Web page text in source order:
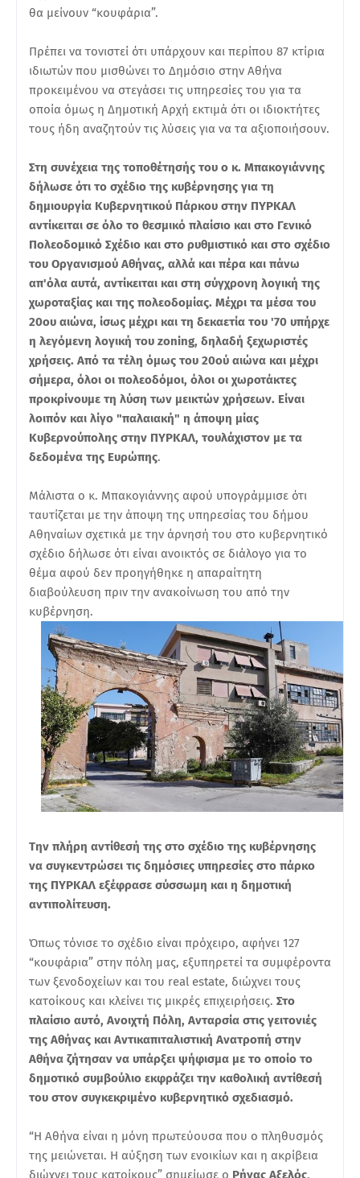
θα μείνουν “κουφάρια”.
Πρέπει να τονιστεί ότι υπάρχουν και περίπου 87 κτίρια
ιδιωτών που μισθώνει το Δημόσιο στην Αθήνα
προκειμένου να στεγάσει τις υπηρεσίες του για τα
οποία όμως η Δημοτική Αρχή εκτιμά ότι οι ιδιοκτήτες
τους ήδη αναζητούν τις λύσεις για να τα αξιοποιήσουν.
Στη συνέχεια της τοποθέτησής του ο κ. Μπακογιάννης
δήλωσε ότι το σχέδιο της κυβέρνησης για τη
δημιουργία Κυβερνητικού Πάρκου στην ΠΥΡΚΑΛ
αντίκειται σε όλο το θεσμικό πλαίσιο και στο Γενικό
Πολεοδομικό Σχέδιο και στο ρυθμιστικό και στο σχέδιο
του Οργανισμού Αθήνας, αλλά και πέρα και πάνω
απ'όλα αυτά, αντίκειται και στη σύγχρονη λογική της
χωροταξίας και της πολεοδομίας. Μέχρι τα μέσα του
20ου αιώνα, ίσως μέχρι και τη δεκαετία του '70 υπήρχε
η λεγόμενη λογική του zoning, δηλαδή ξεχωριστές
χρήσεις. Από τα τέλη όμως του 20ού αιώνα και μέχρι
σήμερα, όλοι οι πολεοδόμοι, όλοι οι χωροτάκτες
προκρίνουμε τη λύση των μεικτών χρήσεων. Είναι
λοιπόν και λίγο "παλαιακή" η άποψη μίας
Κυβερνούπολης στην ΠΥΡΚΑΛ, τουλάχιστον με τα
δεδομένα της Ευρώπης.
Μάλιστα ο κ. Μπακογιάννης αφού υπογράμμισε ότι
ταυτίζεται με την άποψη της υπηρεσίας του δήμου
Αθηναίων σχετικά με την άρνησή του στο κυβερνητικό
σχέδιο δήλωσε ότι είναι ανοικτός σε διάλογο για το
θέμα αφού δεν προηγήθηκε η απαραίτητη
διαβούλευση πριν την ανακοίνωση του από την
κυβέρνηση.
Την πλήρη αντίθεσή της στο σχέδιο της κυβέρνησης
να συγκεντρώσει τις δημόσιες υπηρεσίες στο πάρκο
της ΠΥΡΚΑΛ εξέφρασε σύσσωμη και η δημοτική
αντιπολίτευση.
Όπως τόνισε το σχέδιο είναι πρόχειρο, αφήνει 127
“κουφάρια” στην πόλη μας, εξυπηρετεί τα συμφέροντα
των ξενοδοχείων και του real estate, διώχνει τους
κατοίκους και κλείνει τις μικρές επιχειρήσεις. Στο
πλαίσιο αυτό, Ανοιχτή Πόλη, Ανταρσία στις γειτονιές
της Αθήνας και Αντικαπιταλιστική Ανατροπή στην
Αθήνα ζήτησαν να υπάρξει ψήφισμα με το οποίο το
δημοτικό συμβούλιο εκφράζει την καθολική αντίθεσή
του στον συγκεκριμένο κυβερνητικό σχεδιασμό.
“Η Αθήνα είναι η μόνη πρωτεύουσα που ο πληθυσμός
της μειώνεται. Η αύξηση των ενοικίων και η ακρίβεια